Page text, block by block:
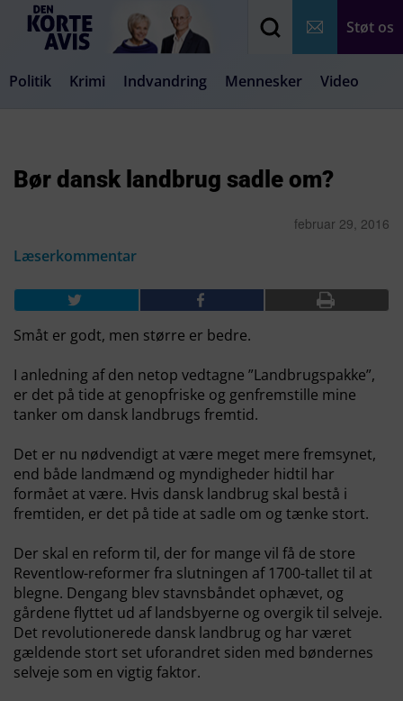
Støt os
Politik Krimi Indvandring Mennesker Video
Bør dansk landbrug sadle om?
februar 29, 2016
Læserkommentar
Småt er godt, men større er bedre.
I anledning af den netop vedtagne ”Landbrugspakke”,
er det på tide at genopfriske og genfremstille mine
tanker om dansk landbrugs fremtid.
Det er nu nødvendigt at være meget mere fremsynet,
end både landmænd og myndigheder hidtil har
formået at være. Hvis dansk landbrug skal bestå i
fremtiden, er det på tide at sadle om og tænke stort.
Der skal en reform til, der for mange vil få de store
Reventlow-reformer fra slutningen af 1700-tallet til at
blegne. Dengang blev stavnsbåndet ophævet, og
gårdene flyttet ud af landsbyerne og overgik til selveje.
Det revolutionerede dansk landbrug og har været
gældende stort set uforandret siden med bøndernes
selveje som en vigtig faktor.